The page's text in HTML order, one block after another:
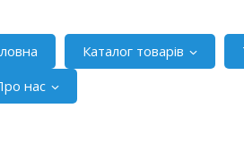
Каталог товарів
нас